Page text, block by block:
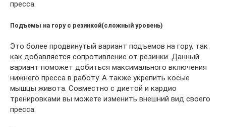
пресса.
Подъемы на гору с резинкой(сложный уровень)
Это более продвинутый вариант подъемов на гору, так
как добавляется сопротивление от резинки. Данный
вариант поможет добиться максимального включения
нижнего пресса в работу. А также укрепить косые
мышцы живота. Совместно с диетой и кардио
тренировками вы можете изменить внешний вид своего
пресса.